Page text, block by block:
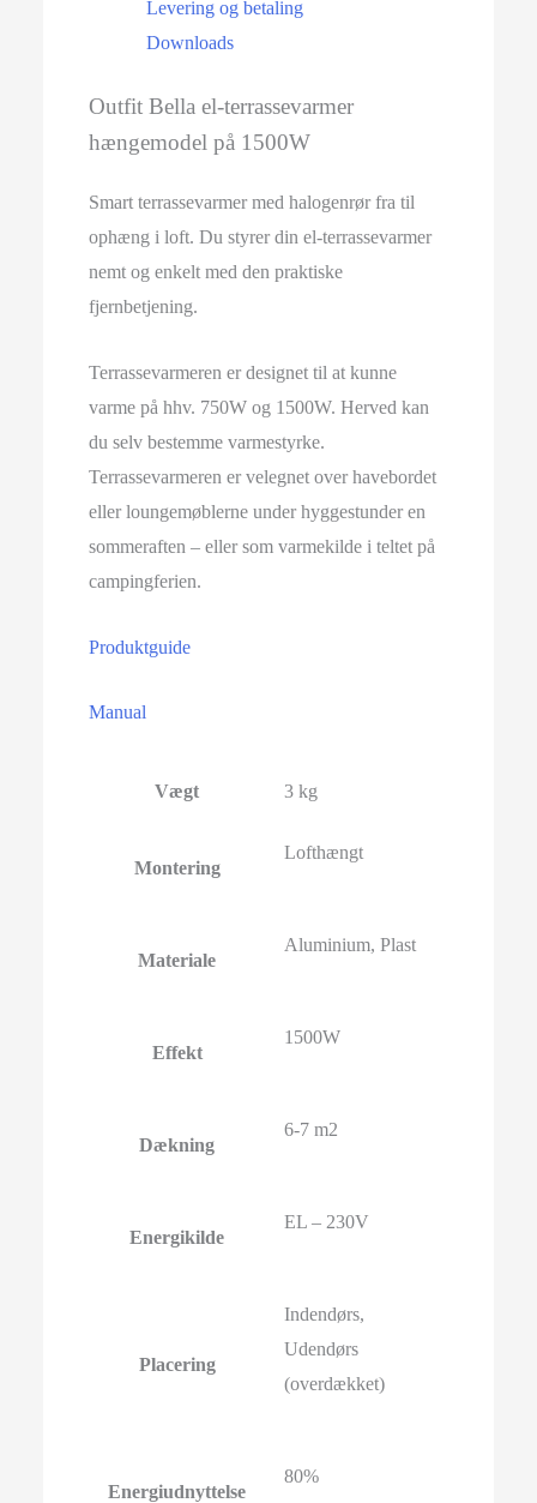
Levering og betaling
Downloads
Outfit Bella el-terrassevarmer
hængemodel på 1500W
Smart terrassevarmer med halogenrør fra til
ophæng i loft. Du styrer din el-terrassevarmer
nemt og enkelt med den praktiske
fjernbetjening.
Terrassevarmeren er designet til at kunne
varme på hhv. 750W og 1500W. Herved kan
du selv bestemme varmestyrke.
Terrassevarmeren er velegnet over havebordet
eller loungemøblerne under hyggestunder en
sommeraften – eller som varmekilde i teltet på
campingferien.
Produktguide
Manual
Vægt 3 kg
Montering
Lofthængt
Materiale
Aluminium, Plast
Effekt
1500W
Dækning
6-7 m2
Energikilde
EL – 230V
Placering
Indendørs,
Udendørs
(overdækket)
Energiudnyttelse
80%